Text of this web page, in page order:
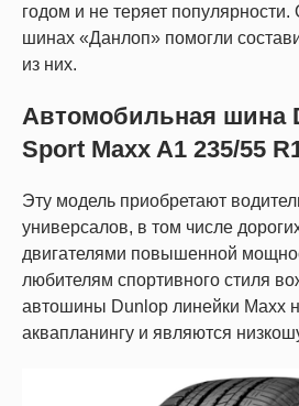
годом и не теряет
шинах «Данлоп» помогли
из них.
Автомобильная шина
Sport Maxx A1 235/55
Эту модель приобретают
универсалов, в том числе
двигателями повышенной
любителям спортивного стиля
автошины Dunlop линейки Maxx
аквапланингу и являются